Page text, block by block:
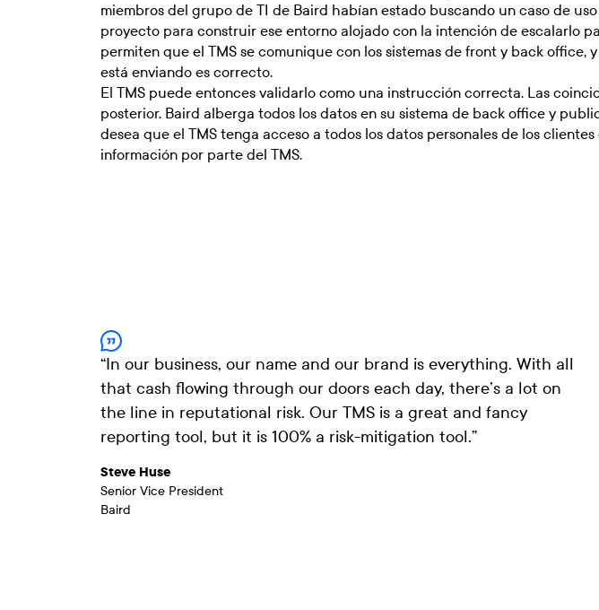
miembros del grupo de TI de Baird habían estado buscando un caso de
proyecto para construir ese entorno alojado con la intención de escalarlo
permiten que el TMS se comunique con los sistemas de front y back
está enviando es correcto.
El TMS puede entonces validarlo como una instrucción correcta. Las
posterior. Baird alberga todos los datos en su sistema de back office y
desea que el TMS tenga acceso a todos los datos personales de los
información por parte del TMS.
“In our business, our name and our brand is everything. With all
that cash flowing through our doors each day, there’s a lot on
the line in reputational risk. Our TMS is a great and fancy
reporting tool, but it is 100% a risk-mitigation tool.”
Steve Huse
Senior Vice President
Baird